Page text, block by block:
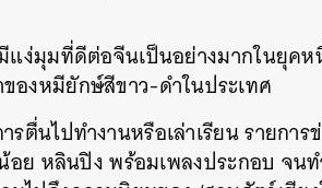
แง่มุมที่ดีต่อจีนเป็นอย่างมากในยุค
ของหมียักษ์สีขาว-ดำในประเทศ
ตื่นไปทำงานหรือเล่าเรียน รายการข่
ย หลินปิง พร้อมเพลงประกอบ จน